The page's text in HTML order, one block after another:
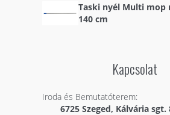
Taski nyél Multi mop
140 cm
Kapcsolat
Iroda és Bemutatóterem:
6725 Szeged, Kálvária sgt.